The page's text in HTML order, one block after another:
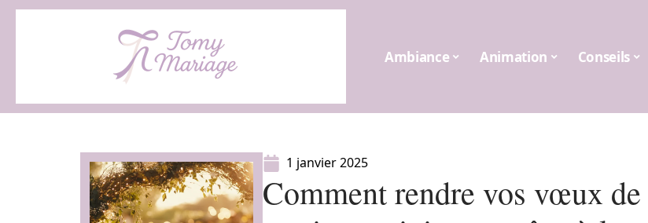
Ambiance Animation Conseils
1 janvier 2025
Comment rendre vos vœux de